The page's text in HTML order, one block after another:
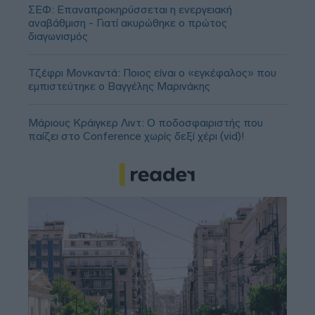
ΣΕΦ: Επαναπροκηρύσσεται η ενεργειακή
αναβάθμιση - Γιατί ακυρώθηκε ο πρώτος
διαγωνισμός
Τζέφρι Μονκαντά: Ποιος είναι ο «εγκέφαλος» που
εμπιστεύτηκε ο Βαγγέλης Μαρινάκης
Μάριους Κράιγκερ Λιντ: Ο ποδοσφαιριστής που
παίζει στο Conference χωρίς δεξί χέρι (vid)!